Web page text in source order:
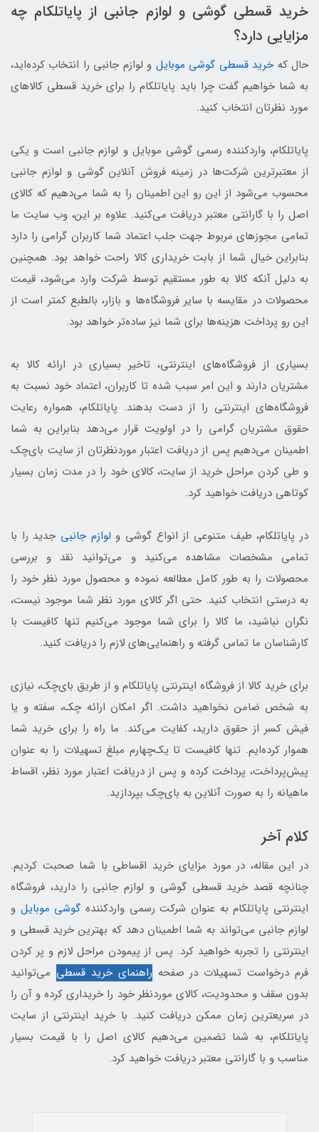
خرید قسطی گوشی و لوازم جانبی از پایاتلکام چه
مزایایی دارد؟
حال کهخرید قسطی گوشی موبایل و لوازم جانبی را انتخاب کرده‌اید،
به شما خواهیم گفت چرا باید پایاتلکام را برای خرید قسطی کالاهای
مورد نظرتان انتخاب کنید.
پایاتلکام، واردکننده رسمی گوشی موبایل و لوازم جانبی است و یکی
از معتبرترین شرکت‌ها در زمینه فروش آنلاین گوشی و لوازم جانبی
محسوب می‌شود از این رو این اطمینان را به شما می‌دهیم که کالای
اصل را با گارانتی معتبر دریافت می‌کنید. علاوه بر این، وب سایت ما
تمامی مجوزهای مربوط جهت جلب اعتماد شما کاربران گرامی را دارد
بنابراین خیال شما از بابت خریداری کالا راحت خواهد بود. همچنین
به دلیل آنکه کالا به طور مستقیم توسط شرکت وارد می‌شود، قیمت
محصولات در مقایسه با سایر فروشگاه‌ها و بازار، بالطبع کمتر است از
این رو پرداخت هزینه‌ها برای شما نیز ساده‌تر خواهد بود.
بسیاری از فروشگاه‌های اینترنتی، تاخیر بسیاری در ارائه کالا به
مشتریان دارند و این امر سبب شده تا کاربران، اعتماد خود نسبت به
فروشگاه‌های اینترنتی را از دست بدهند. پایاتلکام، همواره رعایت
حقوق مشتریان گرامی را در اولویت قرار می‌دهد بنابراین به شما
اطمینان می‌دهیم پس از دریافت اعتبار موردنظرتان از سایت بای‌چک
و طی کردن مراحل خرید از سایت، کالای خود را در مدت زمان بسیار
کوتاهی دریافت خواهید کرد.
در پایاتلکام، طیف متنوعی از انواع گوشی و لوازم جانبی جدید را با
تمامی مشخصات مشاهده‌ می‌کنید و می‌توانید نقد و بررسی
محصولات را به طور کامل مطالعه نموده و محصول مورد نظر خود را
به درستی انتخاب کنید. حتی اگر کالای مورد نظر شما موجود نیست،
نگران نباشید، ما کالا را برای شما موجود می‌کنیم تنها کافیست با
کارشناسان ما تماس گرفته و راهنمایی‌های لازم را دریافت کنید.
برای خرید کالا از فروشگاه اینترنتی پایاتلکام و از طریق با‌ی‌چک، نیازی
به شخص ضامن نخواهید داشت. اگر امکان ارائه چک، سفته و یا
فیش کسر از حقوق دارید، کفایت می‌کند. ما راه را برای خرید شما
هموار کرده‌ایم. تنها کافیست تا یک‌چهارم مبلغ تسهیلات را به عنوان
پیش‌پرداخت، پرداخت کرده و پس از دریافت اعتبار مورد نظر، اقساط
ماهیانه را به صورت آنلاین به بای‌چک بپردازید.
کلام آخر
در این مقاله، در مورد مزایای خرید اقساطی با شما صحبت کردیم.
چنانچه قصد خرید قسطی گوشی و لوازم جانبی را دارید، فروشگاه
اینترنتی پایاتلکام به عنوان شرکت رسمی واردکننده گوشی موبایل و
لوازم جانبی می‌تواند به شما اطمینان دهد که بهترین خرید قسطی و
اینترنتی را تجربه خواهید کرد. پس از پیمودن مراحل لازم و پر کردن
فرم درخواست تسهیلات در صفحه راهنمای خرید قسطی می‌توانید
بدون سقف و محدودیت، کالای موردنظر خود را خریداری کرده و آن را
در سریعترین زمان ممکن دریافت کنید. با خرید اینترنتی از سایت
پایاتلکام، به شما تضمین می‌دهیم کالای اصل را با قیمت بسیار
مناسب و با گارانتی معتبر دریافت خواهید کرد.